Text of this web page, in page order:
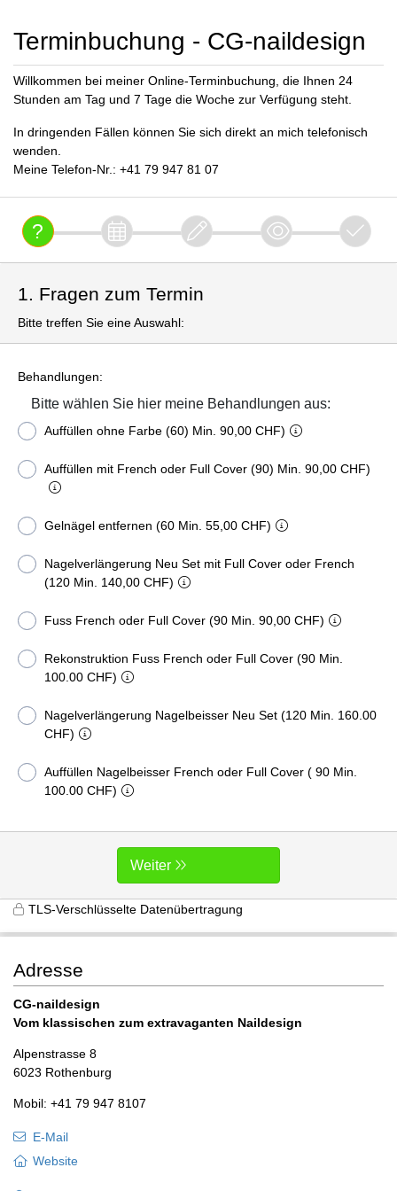
Terminbuchung - CG-naildesign
Willkommen bei meiner Online-Terminbuchung, die Ihnen 24
Stunden am Tag und 7 Tage die Woche zur Verfügung steht.
In dringenden Fällen können Sie sich direkt an mich telefonisch
wenden.
Meine Telefon-Nr.: +41 79 947 81 07
1. Fragen zum Termin
Bitte treffen Sie eine Auswahl:
Behandlungen:
Bitte wählen Sie hier meine Behandlungen aus:
Auffüllen ohne Farbe (60) Min. 90,00 CHF)
Auffüllen mit French oder Full Cover (90) Min. 90,00 CHF)
Gelnägel entfernen (60 Min. 55,00 CHF)
Nagelverlängerung Neu Set mit Full Cover oder French
(120 Min. 140,00 CHF)
Fuss French oder Full Cover (90 Min. 90,00 CHF)
Rekonstruktion Fuss French oder Full Cover (90 Min.
100.00 CHF)
Nagelverlängerung Nagelbeisser Neu Set (120 Min. 160.00
CHF)
Auffüllen Nagelbeisser French oder Full Cover ( 90 Min.
100.00 CHF)
Weiter
TLS-Verschlüsselte Datenübertragung
Adresse
CG-naildesign
Vom klassischen zum extravaganten Naildesign
Alpenstrasse 8
6023 Rothenburg
Mobil: +41 79 947 8107
E-Mail
Website